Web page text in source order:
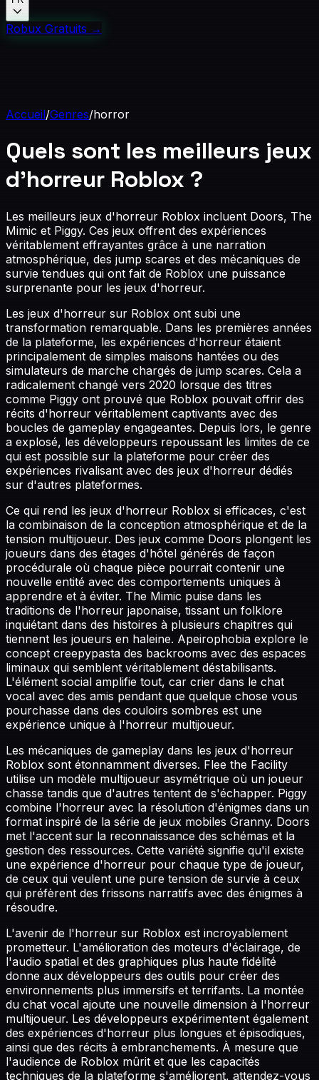
Robux Gratuits →
Accueil/Genres/horror
Quels sont les meilleurs jeux
d'horreur Roblox ?
Les meilleurs jeux d'horreur Roblox incluent Doors, The
Mimic et Piggy. Ces jeux offrent des expériences
véritablement effrayantes grâce à une narration
atmosphérique, des jump scares et des mécaniques de
survie tendues qui ont fait de Roblox une puissance
surprenante pour les jeux d'horreur.
Les jeux d'horreur sur Roblox ont subi une
transformation remarquable. Dans les premières années
de la plateforme, les expériences d'horreur étaient
principalement de simples maisons hantées ou des
simulateurs de marche chargés de jump scares. Cela a
radicalement changé vers 2020 lorsque des titres
comme Piggy ont prouvé que Roblox pouvait offrir des
récits d'horreur véritablement captivants avec des
boucles de gameplay engageantes. Depuis lors, le genre
a explosé, les développeurs repoussant les limites de ce
qui est possible sur la plateforme pour créer des
expériences rivalisant avec des jeux d'horreur dédiés
sur d'autres plateformes.
Ce qui rend les jeux d'horreur Roblox si efficaces, c'est
la combinaison de la conception atmosphérique et de la
tension multijoueur. Des jeux comme Doors plongent les
joueurs dans des étages d'hôtel générés de façon
procédurale où chaque pièce pourrait contenir une
nouvelle entité avec des comportements uniques à
apprendre et à éviter. The Mimic puise dans les
traditions de l'horreur japonaise, tissant un folklore
inquiétant dans des histoires à plusieurs chapitres qui
tiennent les joueurs en haleine. Apeirophobia explore le
concept creepypasta des backrooms avec des espaces
liminaux qui semblent véritablement déstabilisants.
L'élément social amplifie tout, car crier dans le chat
vocal avec des amis pendant que quelque chose vous
pourchasse dans des couloirs sombres est une
expérience unique à l'horreur multijoueur.
Les mécaniques de gameplay dans les jeux d'horreur
Roblox sont étonnamment diverses. Flee the Facility
utilise un modèle multijoueur asymétrique où un joueur
chasse tandis que d'autres tentent de s'échapper. Piggy
combine l'horreur avec la résolution d'énigmes dans un
format inspiré de la série de jeux mobiles Granny. Doors
met l'accent sur la reconnaissance des schémas et la
gestion des ressources. Cette variété signifie qu'il existe
une expérience d'horreur pour chaque type de joueur,
de ceux qui veulent une pure tension de survie à ceux
qui préfèrent des frissons narratifs avec des énigmes à
résoudre.
L'avenir de l'horreur sur Roblox est incroyablement
prometteur. L'amélioration des moteurs d'éclairage, de
l'audio spatial et des graphiques plus haute fidélité
donne aux développeurs des outils pour créer des
environnements plus immersifs et terrifants. La montée
du chat vocal ajoute une nouvelle dimension à l'horreur
multijoueur. Les développeurs expérimentent également
des expériences d'horreur plus longues et épisodiques,
ainsi que des récits à embranchements. À mesure que
l'audience de Roblox mûrit et que les capacités
techniques de la plateforme s'améliorent, attendez-vous